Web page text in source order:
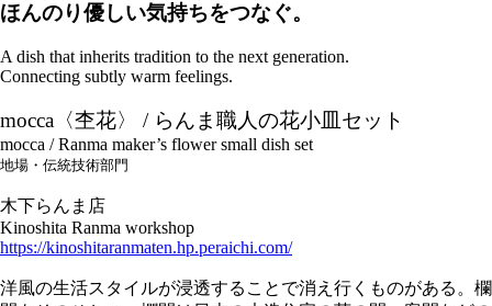
ほんのり優しい気持ちをつなぐ。
A dish that inherits tradition to the next generation.
Connecting subtly warm feelings.
mocca〈杢花〉 / らんま職人の花小皿セット
mocca / Ranma maker’s flower small dish set
地場・伝統技術部門
木下らんま店
Kinoshita Ranma workshop
https://kinoshitaranmaten.hp.peraichi.com/
洋風の生活スタイルが浸透することで消え行くものがある。欄